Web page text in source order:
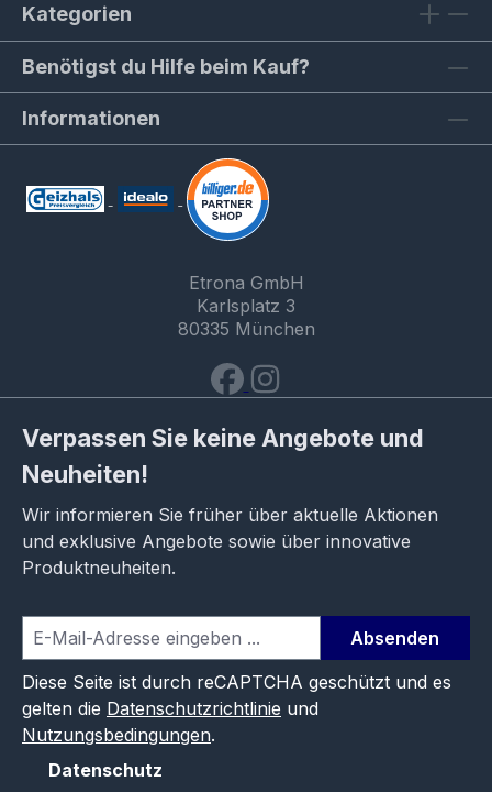
Kategorien
Benötigst du Hilfe beim Kauf?
Informationen
Etrona GmbH
Karlsplatz 3
80335 München
Verpassen Sie keine Angebote und
Neuheiten!
Wir informieren Sie früher über aktuelle Aktionen
und exklusive Angebote sowie über innovative
Produktneuheiten.
Absenden
Diese Seite ist durch reCAPTCHA geschützt und es
gelten die Datenschutzrichtlinie und
Nutzungsbedingungen.
Datenschutz